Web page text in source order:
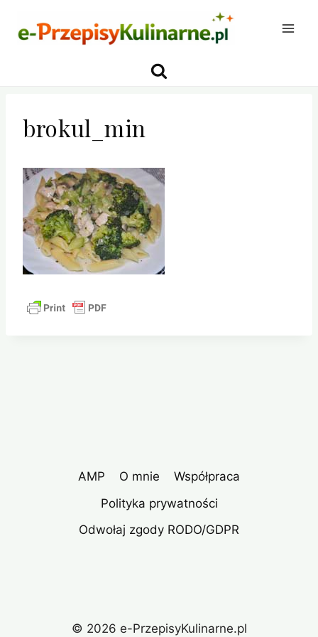
brokul_min
AMP O mnie
Współpraca
Polityka prywatności
Odwołaj zgody RODO/GDPR
© 2026 e-PrzepisyKulinarne.pl